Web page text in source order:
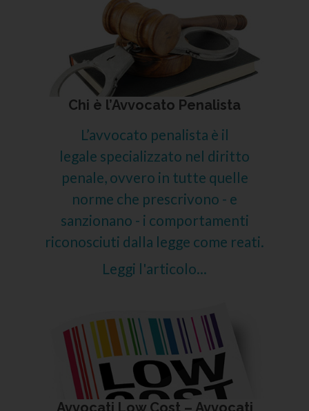
Chi è l’Avvocato Penalista
L’avvocato penalista è il
legale specializzato nel diritto
penale, ovvero in tutte quelle
norme che prescrivono - e
sanzionano - i comportamenti
riconosciuti dalla legge come reati.
Leggi l'articolo...
Avvocati Low Cost – Avvocati